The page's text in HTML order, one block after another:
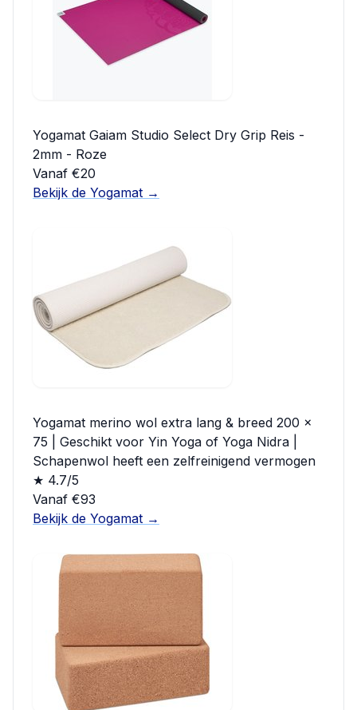
Yogamat Gaiam Studio Select Dry Grip Reis -
2mm - Roze
Vanaf €20
Bekijk de Yogamat →
Yogamat merino wol extra lang & breed 200 x
75 | Geschikt voor Yin Yoga of Yoga Nidra |
Schapenwol heeft een zelfreinigend vermogen
★ 4.7/5
Vanaf €93
Bekijk de Yogamat →